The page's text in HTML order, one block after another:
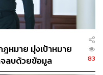
วหน้าหรือไม่นั้น อนุทิน
บ่อย อาจจะคุ้นเคย และ
เองว่ากําลังปกป้อง
น แม้จะแอบกระซิบถาม
ชื่นชม และเราต้องให้
นให้เราอยู่
หมาย มุ่งเป้าหมาย
จลบด้วยข้อมูล
83